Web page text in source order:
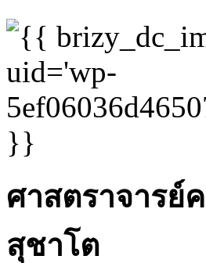
ศาสตราจาร
สุชาโต